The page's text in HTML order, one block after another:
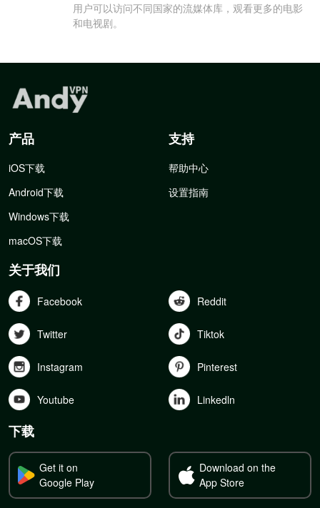
用户可以访问不同国家的流媒体库，观看更多的电影
和电视剧。
产品
iOS下载
Android下载
Windows下载
macOS下载
支持
帮助中心
设置指南
关于我们
Facebook Reddit
Twitter Tiktok
Instagram Pinterest
Youtube Linkedln
下载
Get it on
Google Play
Download on the
App Store